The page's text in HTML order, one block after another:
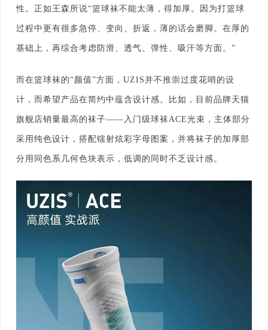
性。正如王森所说“篮球袜不能太薄，得加厚。因为打篮球
过程中更有很多急停、变向、折返，薄的话会磨脚。在厚的
基础上，再综合考虑防滑、透气、弹性、吸汗等方面。”
而在篮球袜的“颜值”方面，UZIS并不推崇过度花哨的设
计，而希望产品在简约中蕴含设计感。比如，目前品牌天猫
旗舰店销量最高的袜子——入门级球袜ACE光束，主体部分
采用纯色设计，搭配镭射炫彩字母图案，并将袜子的加厚部
分用同色系几何色块表示，低调的同时不乏设计感。